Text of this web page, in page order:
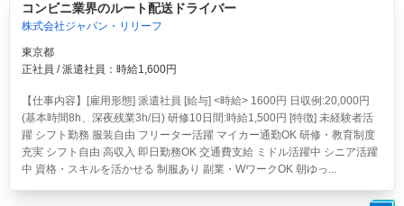
コンビニ業界のルート配送ドライバー
株式会社ジャパン・リリーフ
東京都
正社員 / 派遣社員：時給1,600円
【仕事内容】[雇用形態] 派遣社員 [給与] <時給> 1600円 日収例:20,000円
(基本時間8h、深夜残業3h/日) 研修10日間:時給1,500円 [特徴] 未経験者活
躍 シフト勤務 服装自由 フリーター活躍 マイカー通勤OK 研修・教育制度
充実 シフト自由 高収入 即日勤務OK 交通費支給 ミドル活躍中 シニア活躍
中 資格・スキルを活かせる 制服あり 副業・WワークOK 朝ゆっ...